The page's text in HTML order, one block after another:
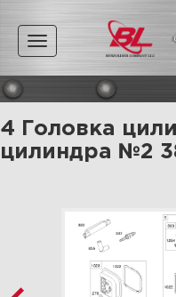
Toggle
navigation
4 Головка
цилиндра №2